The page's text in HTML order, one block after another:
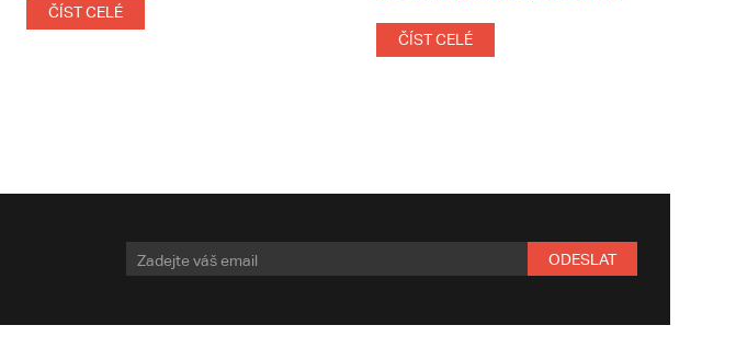
ČÍST CELÉ
ČÍST CELÉ
ODESLAT